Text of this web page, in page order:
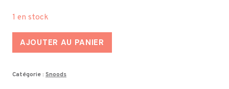
1 en stock
quantité
de
Tricoté
AJOUTER AU PANIER
Catégorie : Snoods